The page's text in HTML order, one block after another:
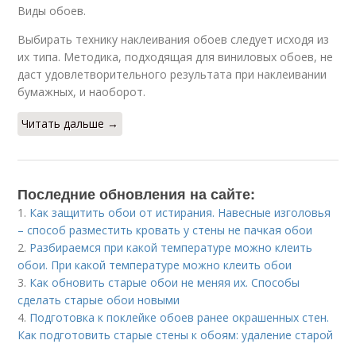
Виды обоев.
Выбирать технику наклеивания обоев следует исходя из
их типа. Методика, подходящая для виниловых обоев, не
даст удовлетворительного результата при наклеивании
бумажных, и наоборот.
Читать дальше →
Последние обновления на сайте:
1. Как защитить обои от истирания. Навесные изголовья
– способ разместить кровать у стены не пачкая обои
2. Разбираемся при какой температуре можно клеить
обои. При какой температуре можно клеить обои
3. Как обновить старые обои не меняя их. Способы
сделать старые обои новыми
4. Подготовка к поклейке обоев ранее окрашенных стен.
Как подготовить старые стены к обоям: удаление старой